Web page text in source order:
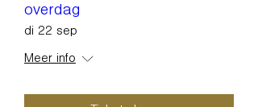
overdag
di 22 sep
Meer info